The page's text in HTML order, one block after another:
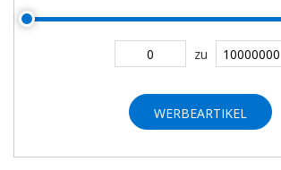
zu
WERBEARTIKEL